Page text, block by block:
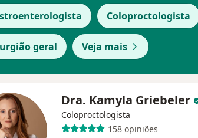
Coloproctologista
geral Veja mais
Dra. Kamyla Griebeler
Coloproctologista
158 opiniões